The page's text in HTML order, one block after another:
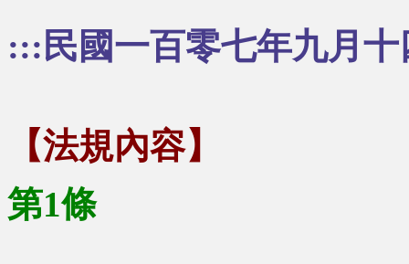
:::民國一百零七年九月
【法規內容】
第1條